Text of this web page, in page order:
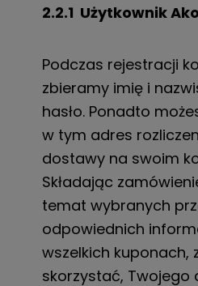
2.2.1 UżytkownikA
Podczas rejestracji
zbieramy imię i
hasło. Ponadto
w tym adres
dostawy na swoim
Składając
temat wybranych
odpowiednich
wszelkich kuponach,
skorzystać, Twojego